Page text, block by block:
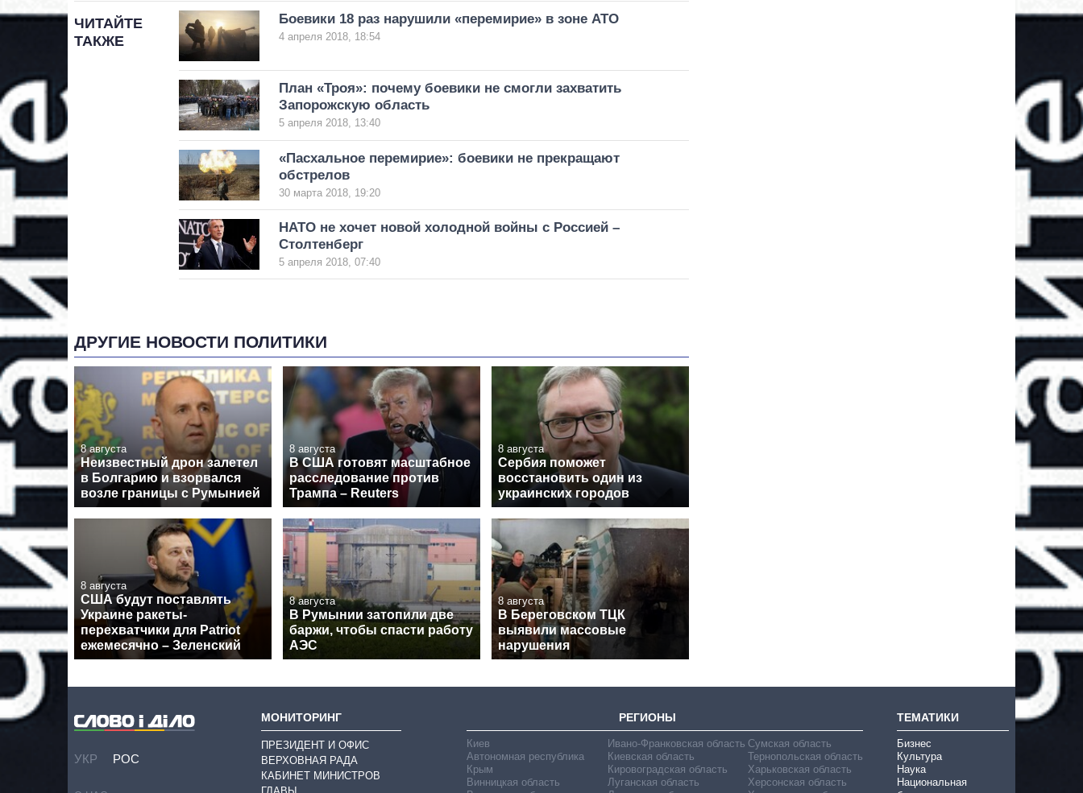
ЧИТАЙТЕ
ТАКЖЕ
Боевики 18 раз нарушили «перемирие» в зоне АТО
4 апреля 2018, 18:54
План «Троя»: почему боевики не смогли захватить
Запорожскую область
5 апреля 2018, 13:40
«Пасхальное перемирие»: боевики не прекращают
обстрелов
30 марта 2018, 19:20
НАТО не хочет новой холодной войны с Россией –
Столтенберг
5 апреля 2018, 07:40
ДРУГИЕ НОВОСТИ ПОЛИТИКИ
8 августа
Неизвестный дрон залетел
в Болгарию и взорвался
возле границы с Румынией
8 августа
В США готовят масштабное
расследование против
Трампа – Reuters
8 августа
Сербия поможет
восстановить один из
украинских городов
8 августа
США будут поставлять
Украине ракеты-
перехватчики для Patriot
ежемесячно – Зеленский
8 августа
В Румынии затопили две
баржи, чтобы спасти работу
АЭС
8 августа
В Береговском ТЦК
выявили массовые
нарушения
УКР РОС
МОНИТОРИНГ
ПРЕЗИДЕНТ И ОФИС
ВЕРХОВНАЯ РАДА
КАБИНЕТ МИНИСТРОВ
РЕГИОНЫ
Киев
Автономная республика
Крым
Винницкая область
Ивано-Франковская область
Киевская область
Кировоградская область
Луганская область
Сумская область
Тернопольская область
Харьковская область
Херсонская область
ТЕМАТИКИ
Бизнес
Культура
Наука
Национальная